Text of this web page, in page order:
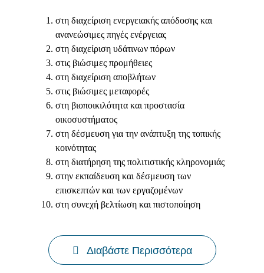
στη διαχείριση ενεργειακής απόδοσης και
ανανεώσιμες πηγές ενέργειας
στη διαχείριση υδάτινων πόρων
στις βιώσιμες προμήθειες
στη διαχείριση αποβλήτων
στις βιώσιμες μεταφορές
στη βιοποικιλότητα και προστασία
οικοσυστήματος
στη δέσμευση για την ανάπτυξη της τοπικής
κοινότητας
στη διατήρηση της πολιτιστικής κληρονομιάς
στην εκπαίδευση και δέσμευση των
επισκεπτών και των εργαζομένων
στη συνεχή βελτίωση και πιστοποίηση
Διαβάστε Περισσότερα